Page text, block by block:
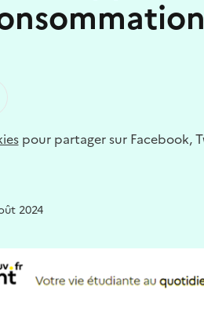
par email
pour partager sur Facebook,
2024